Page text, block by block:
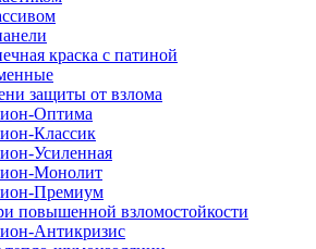
краска с патиной
защиты от взлома
Оптима
Классик
Усиленная
Монолит
Премиум
повышенной взломостойкости
Антикризис